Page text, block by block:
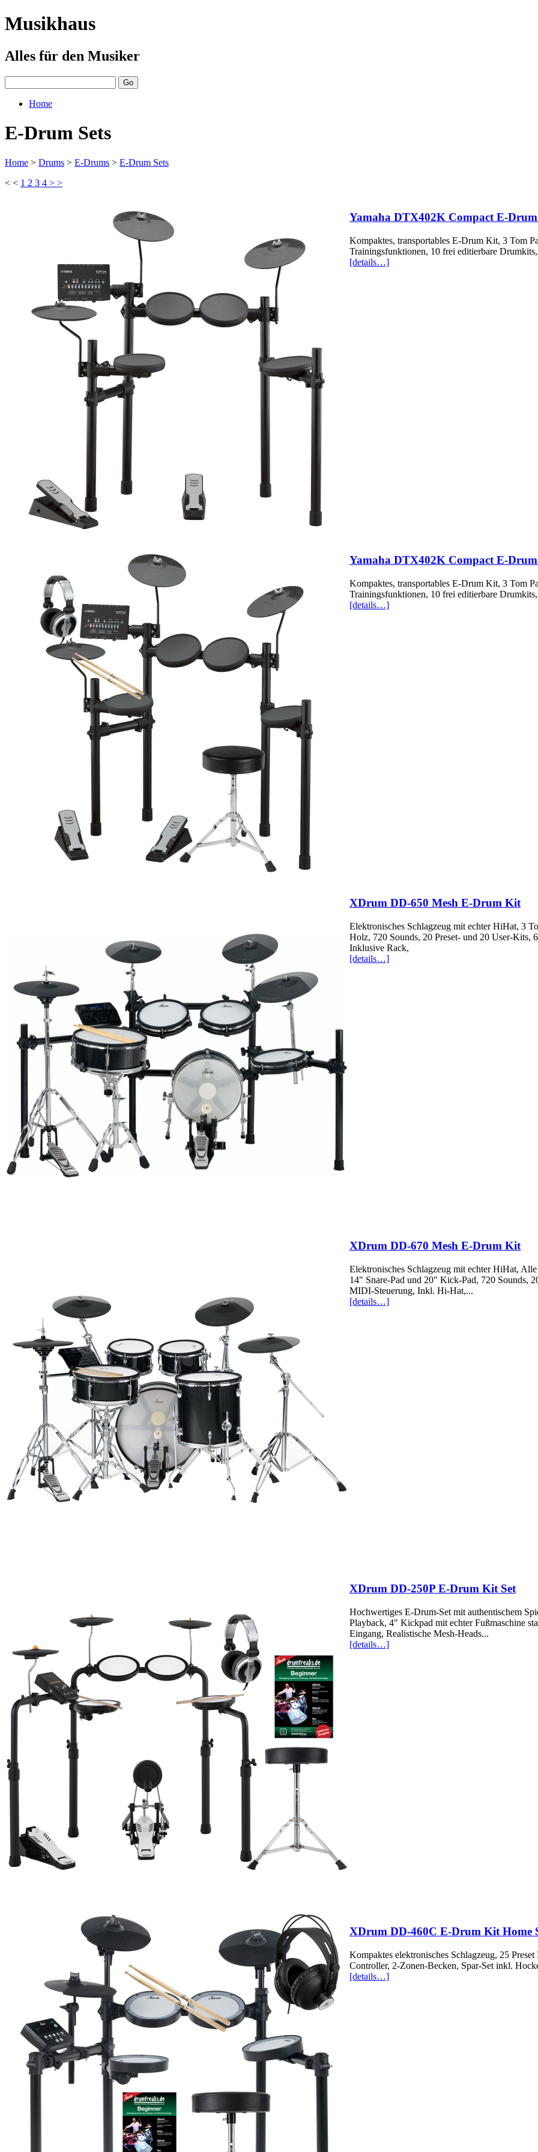
Musikhaus
Alles für den Musiker
Home
E-Drum Sets
Home > Drums > E-Drums > E-Drum Sets
< < 1 2 3 4 > >
Yamaha DTX402K Compact E-
Kompaktes, transportables E-Drum Kit, 3 Tom
Trainingsfunktionen, 10 frei editierbare
[details…]
Yamaha DTX402K Compact E-
Kompaktes, transportables E-Drum Kit, 3 Tom
Trainingsfunktionen, 10 frei editierbare
[details…]
XDrum DD-650 Mesh E-Drum Kit
Elektronisches Schlagzeug mit echter HiHat, 3
Holz, 720 Sounds, 20 Preset- und 20 User-Kits,
Inklusive Rack,
[details…]
XDrum DD-670 Mesh E-Drum Kit
Elektronisches Schlagzeug mit echter HiHat,
14" Snare-Pad und 20" Kick-Pad, 720 Sounds,
MIDI-Steuerung, Inkl. Hi-Hat,...
[details…]
XDrum DD-250P E-Drum Kit Set
Hochwertiges E-Drum-Set mit authentischem
Playback, 4" Kickpad mit echter Fußmaschine
Eingang, Realistische Mesh-Heads...
[details…]
XDrum DD-460C E-Drum Kit Home
Kompaktes elektronisches Schlagzeug, 25
Controller, 2-Zonen-Becken, Spar-Set inkl.
[details…]